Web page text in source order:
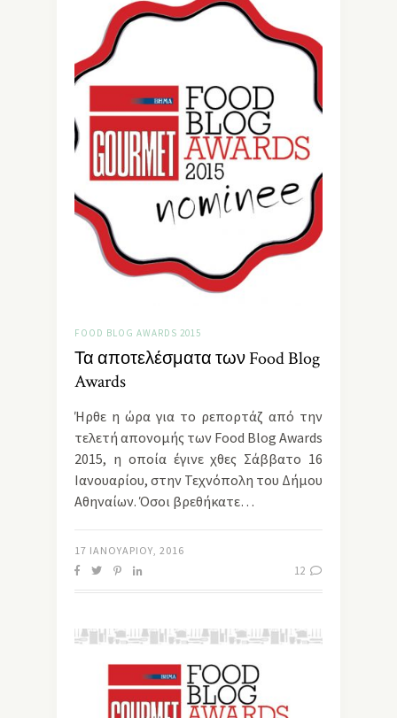
FOOD BLOG AWARDS 2015
Τα αποτελέσματα των Food Blog
Awards
Ήρθε η ώρα για το ρεπορτάζ από την
τελετή απονομής των Food Blog Awards
2015, η οποία έγινε χθες Σάββατο 16
Ιανουαρίου, στην Τεχνόπολη του Δήμου
Αθηναίων. Όσοι βρεθήκατε…
17 ΙΑΝΟΥΑΡΊΟΥ, 2016
12